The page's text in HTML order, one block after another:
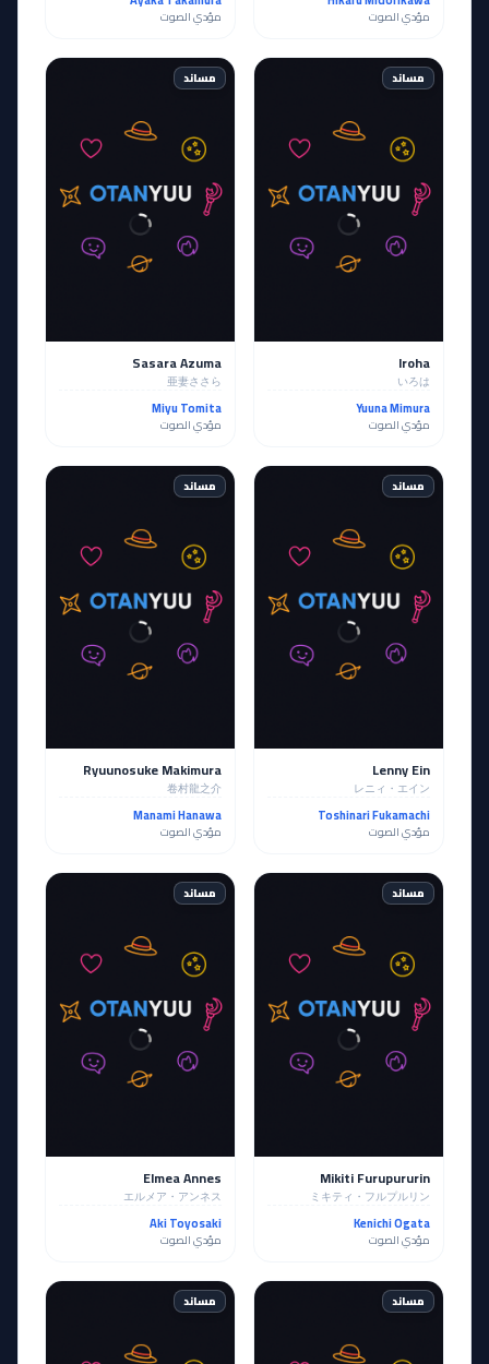
مؤدي الصوت مؤدي الصوت
مساند
Iroha
いろは
Yuuna Mimura
مؤدي الصوت
مساند
Sasara Azuma
亜妻ささら
Miyu Tomita
مؤدي الصوت
مساند
Lenny Ein
レニィ・エイン
Toshinari Fukamachi
مؤدي الصوت
مساند
Ryuunosuke Makimura
卷村龍之介
Manami Hanawa
مؤدي الصوت
مساند
Mikiti Furupururin
ミキティ・フルプルリン
Kenichi Ogata
مؤدي الصوت
مساند
Elmea Annes
エルメア・アンネス
Aki Toyosaki
مؤدي الصوت
مساند مساند